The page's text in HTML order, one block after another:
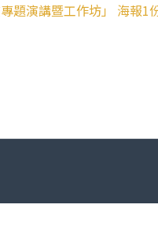
題演講暨工作坊」 海報1